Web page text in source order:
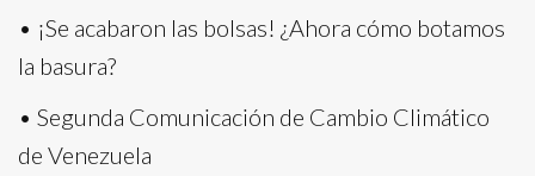
• ¡Se acabaron las bolsas! ¿Ahora cómo botamos
la basura?
• Segunda Comunicación de Cambio Climático
de Venezuela